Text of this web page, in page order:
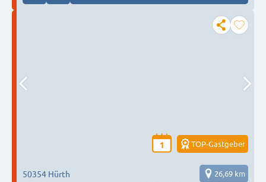
1 TOP-Gastgeber
50354 Hürth 26,69 km